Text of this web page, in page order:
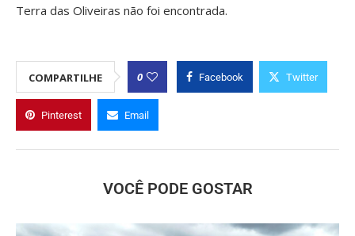
Terra das Oliveiras não foi encontrada.
COMPARTILHE 0 Facebook Twitter
Pinterest Email
VOCÊ PODE GOSTAR